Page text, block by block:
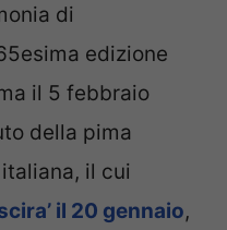
di
edizione
il 5 febbraio
della pima
il cui
il 20 gennaio,